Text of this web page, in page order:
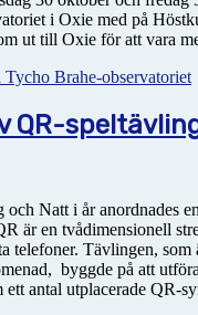
i Oxie med på
ut till Oxie för att vara
Brahe-observatoriet
QR-
och Natt i år anordnades
är en tvådimensionell
telefoner. Tävlingen, som
byggde på att
ett antal utplacerade QR-